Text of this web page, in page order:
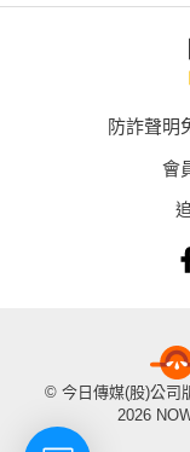
防詐聲明
會
© 今日傳媒(股)公司
2026